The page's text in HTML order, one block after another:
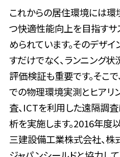
これからの居住環境には環
つ快適性能向上を目指すサ
められています。そのデザ
すだけでなく、ランニング
評価検証も重要です。そこ
での物理環境実測とヒアリ
査、ICTを利用した遠隔調
析を実施します。2016年度
三建設備工業株式会社、株